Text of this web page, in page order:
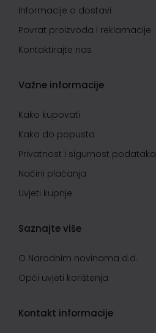
Informacije o dostavi
Povrat proizvoda i reklamacije
Kontaktirajte nas
Važne informacije
Kako kupovati
Kako do popusta
Privatnost i sigurnost podataka
Načini plaćanja
Uvjeti kupnje
Saznajte više
O Narodnim novinama d.d.
Opći uvjeti korištenja
Kontakt informacije